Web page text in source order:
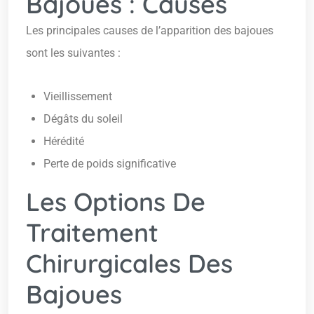
Les principales causes de l’apparition des bajoues
sont les suivantes :
Vieillissement
Dégâts du soleil
Hérédité
Perte de poids significative
Les Options De
Traitement
Chirurgicales Des
Bajoues